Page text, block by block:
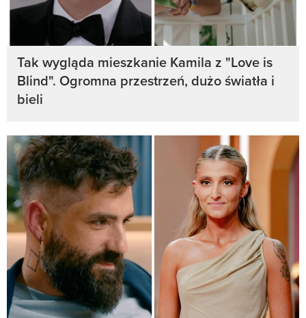
Tak wygląda mieszkanie Kamila z "Love is
Blind". Ogromna przestrzeń, dużo światła i
bieli